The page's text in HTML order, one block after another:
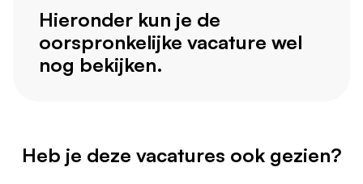
Hieronder kun je de
oorspronkelijke vacature wel
nog bekijken.
Heb je deze vacatures ook gezien?